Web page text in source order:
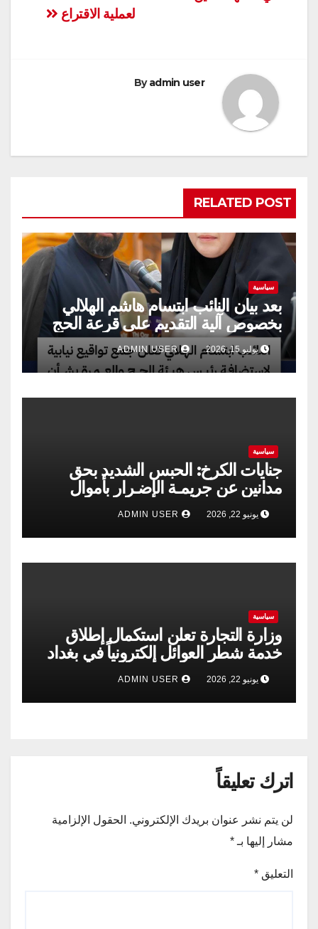
لعملية الاقتراع
Byadmin user
RELATED POST
سياسية
بعد بيان النائب ابتسام هاشم الهلالي
بخصوص آلية التقديم على قرعة الحج
يوليو 15, 2026 ADMIN USER
سياسية
جنايات الكرخ: الحبس الشديد بحق
مدانين عن جريمـة الإضـرار بأموال
الشركة العامة لتجارة الحبوب
يونيو 22, 2026
سياسية
وزارة التجارة تعلن استكمال إطلاق
خدمة شطر العوائل إلكترونياً في بغداد
وجميع المحافظات
يونيو 22, 2026
اترك تعليقاً
لن يتم نشر عنوان بريدك الإلكتروني. الحقول الإلزامية
مشار إليها بـ *
التعليق *